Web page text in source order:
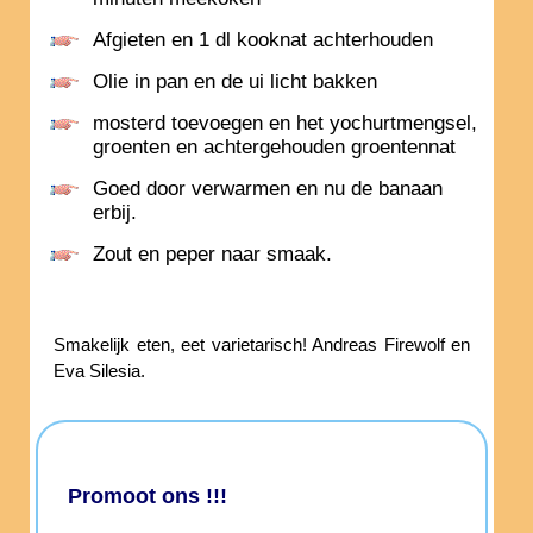
Afgieten en 1 dl kooknat achterhouden
Olie in pan en de ui licht bakken
mosterd toevoegen en het yochurtmengsel,
groenten en achtergehouden groentennat
Goed door verwarmen en nu de banaan
erbij.
Zout en peper naar smaak.
Smakelijk eten, eet varietarisch! Andreas Firewolf en
Eva Silesia.
Promoot ons !!!